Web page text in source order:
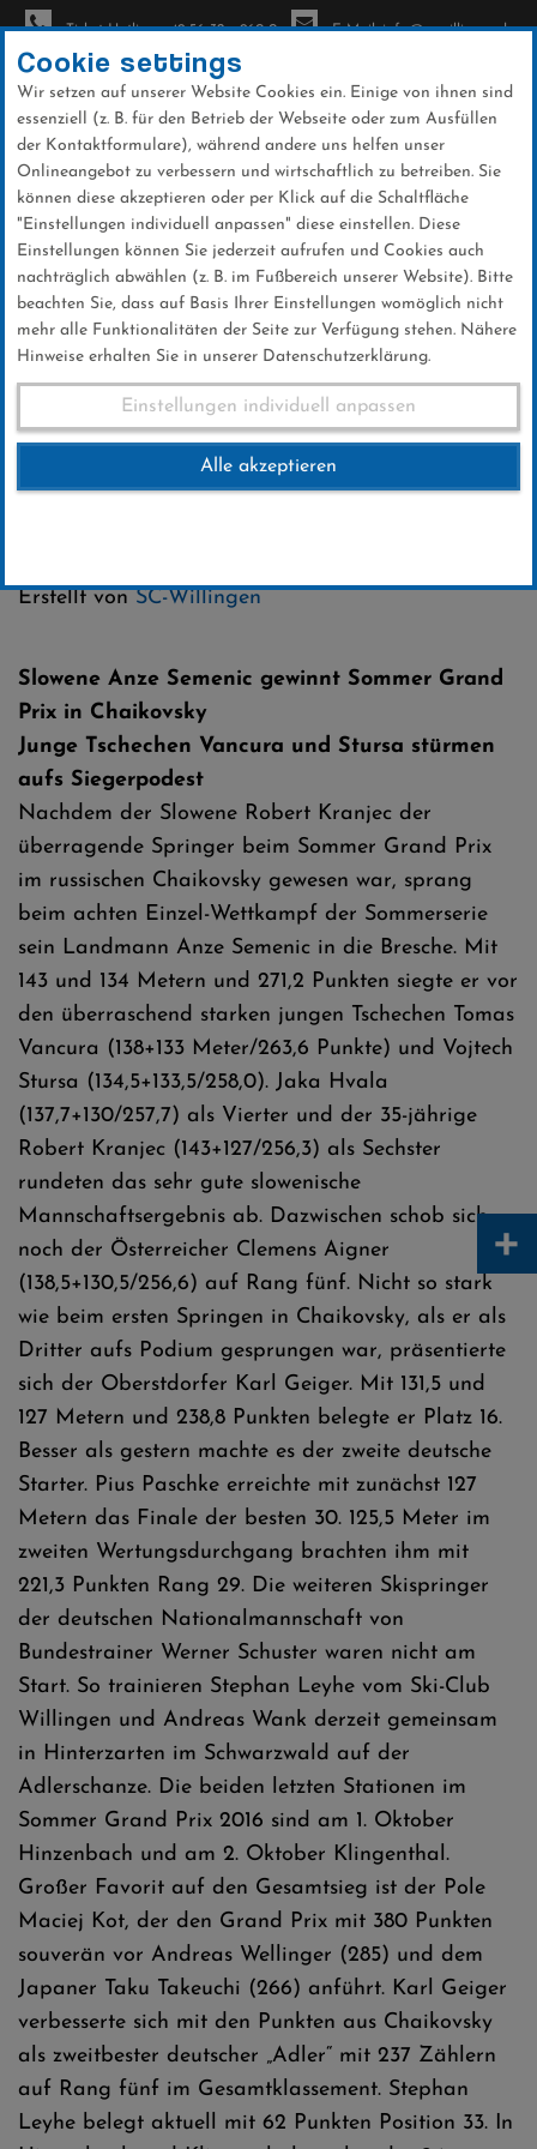
Direkt
zum
Inhalt
Ticket-Hotline: +49 56 32 - 960-0 E-Mail: info@sc-willingen.de
News
FIS Sommer Grand Prix
Chaikovsky 11.09.2016
Erstellt vonSC-Willingen
Slowene Anze Semenic gewinnt Sommer Grand
Prix in Chaikovsky
Junge Tschechen Vancura und Stursa stürmen
aufs Siegerpodest
Nachdem der Slowene Robert Kranjec der
überragende Springer beim Sommer Grand Prix
im russischen Chaikovsky gewesen war, sprang
beim achten Einzel-Wettkampf der Sommerserie
sein Landmann Anze Semenic in die Bresche. Mit
143 und 134 Metern und 271,2 Punkten siegte er vor
den überraschend starken jungen Tschechen Tomas
Vancura (138+133 Meter/263,6 Punkte) und Vojtech
Stursa (134,5+133,5/258,0). Jaka Hvala
(137,7+130/257,7) als Vierter und der 35-jährige
Robert Kranjec (143+127/256,3) als Sechster
rundeten das sehr gute slowenische
Mannschaftsergebnis ab. Dazwischen schob sich
noch der Österreicher Clemens Aigner
(138,5+130,5/256,6) auf Rang fünf. Nicht so stark
wie beim ersten Springen in Chaikovsky, als er als
Dritter aufs Podium gesprungen war, präsentierte
sich der Oberstdorfer Karl Geiger. Mit 131,5 und
127 Metern und 238,8 Punkten belegte er Platz 16.
Besser als gestern machte es der zweite deutsche
Starter. Pius Paschke erreichte mit zunächst 127
Metern das Finale der besten 30. 125,5 Meter im
zweiten Wertungsdurchgang brachten ihm mit
221,3 Punkten Rang 29. Die weiteren Skispringer
der deutschen Nationalmannschaft von
Bundestrainer Werner Schuster waren nicht am
Start. So trainieren Stephan Leyhe vom Ski-Club
Willingen und Andreas Wank derzeit gemeinsam
in Hinterzarten im Schwarzwald auf der
Adlerschanze. Die beiden letzten Stationen im
Sommer Grand Prix 2016 sind am 1. Oktober
Hinzenbach und am 2. Oktober Klingenthal.
Großer Favorit auf den Gesamtsieg ist der Pole
Maciej Kot, der den Grand Prix mit 380 Punkten
souverän vor Andreas Wellinger (285) und dem
Japaner Taku Takeuchi (266) anführt. Karl Geiger
verbesserte sich mit den Punkten aus Chaikovsky
als zweitbester deutscher „Adler“ mit 237 Zählern
auf Rang fünf im Gesamtklassement. Stephan
Leyhe belegt aktuell mit 62 Punkten Position 33. In
Cookie settings
Wir setzen auf unserer Website Cookies ein. Einige von ihnen sind
essenziell (z. B. für den Betrieb der Webseite oder zum Ausfüllen
der Kontaktformulare), während andere uns helfen unser
Onlineangebot zu verbessern und wirtschaftlich zu betreiben. Sie
können diese akzeptieren oder per Klick auf die Schaltfläche
"Einstellungen individuell anpassen" diese einstellen. Diese
Einstellungen können Sie jederzeit aufrufen und Cookies auch
nachträglich abwählen (z. B. im Fußbereich unserer Website). Bitte
beachten Sie, dass auf Basis Ihrer Einstellungen womöglich nicht
mehr alle Funktionalitäten der Seite zur Verfügung stehen. Nähere
Hinweise erhalten Sie in unserer Datenschutzerklärung.
Einstellungen individuell anpassen
Alle akzeptieren
+